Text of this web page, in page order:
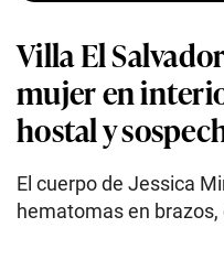
Villa El
mujer en
hostal y
El cuerpo de Jessica
hematomas en